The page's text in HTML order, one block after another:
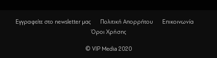
Εγγραφείτε στο newsletter μας Πολιτική Απορρήτου
Επικοινωνία
Όροι Χρήσης
© VIP Media 2020